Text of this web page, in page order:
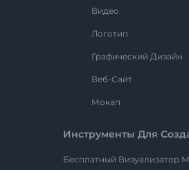
Видео
Логотип
Графический Дизайн
Веб-Сайт
Мокап
Инструменты Для
Бесплатный Визуализатор